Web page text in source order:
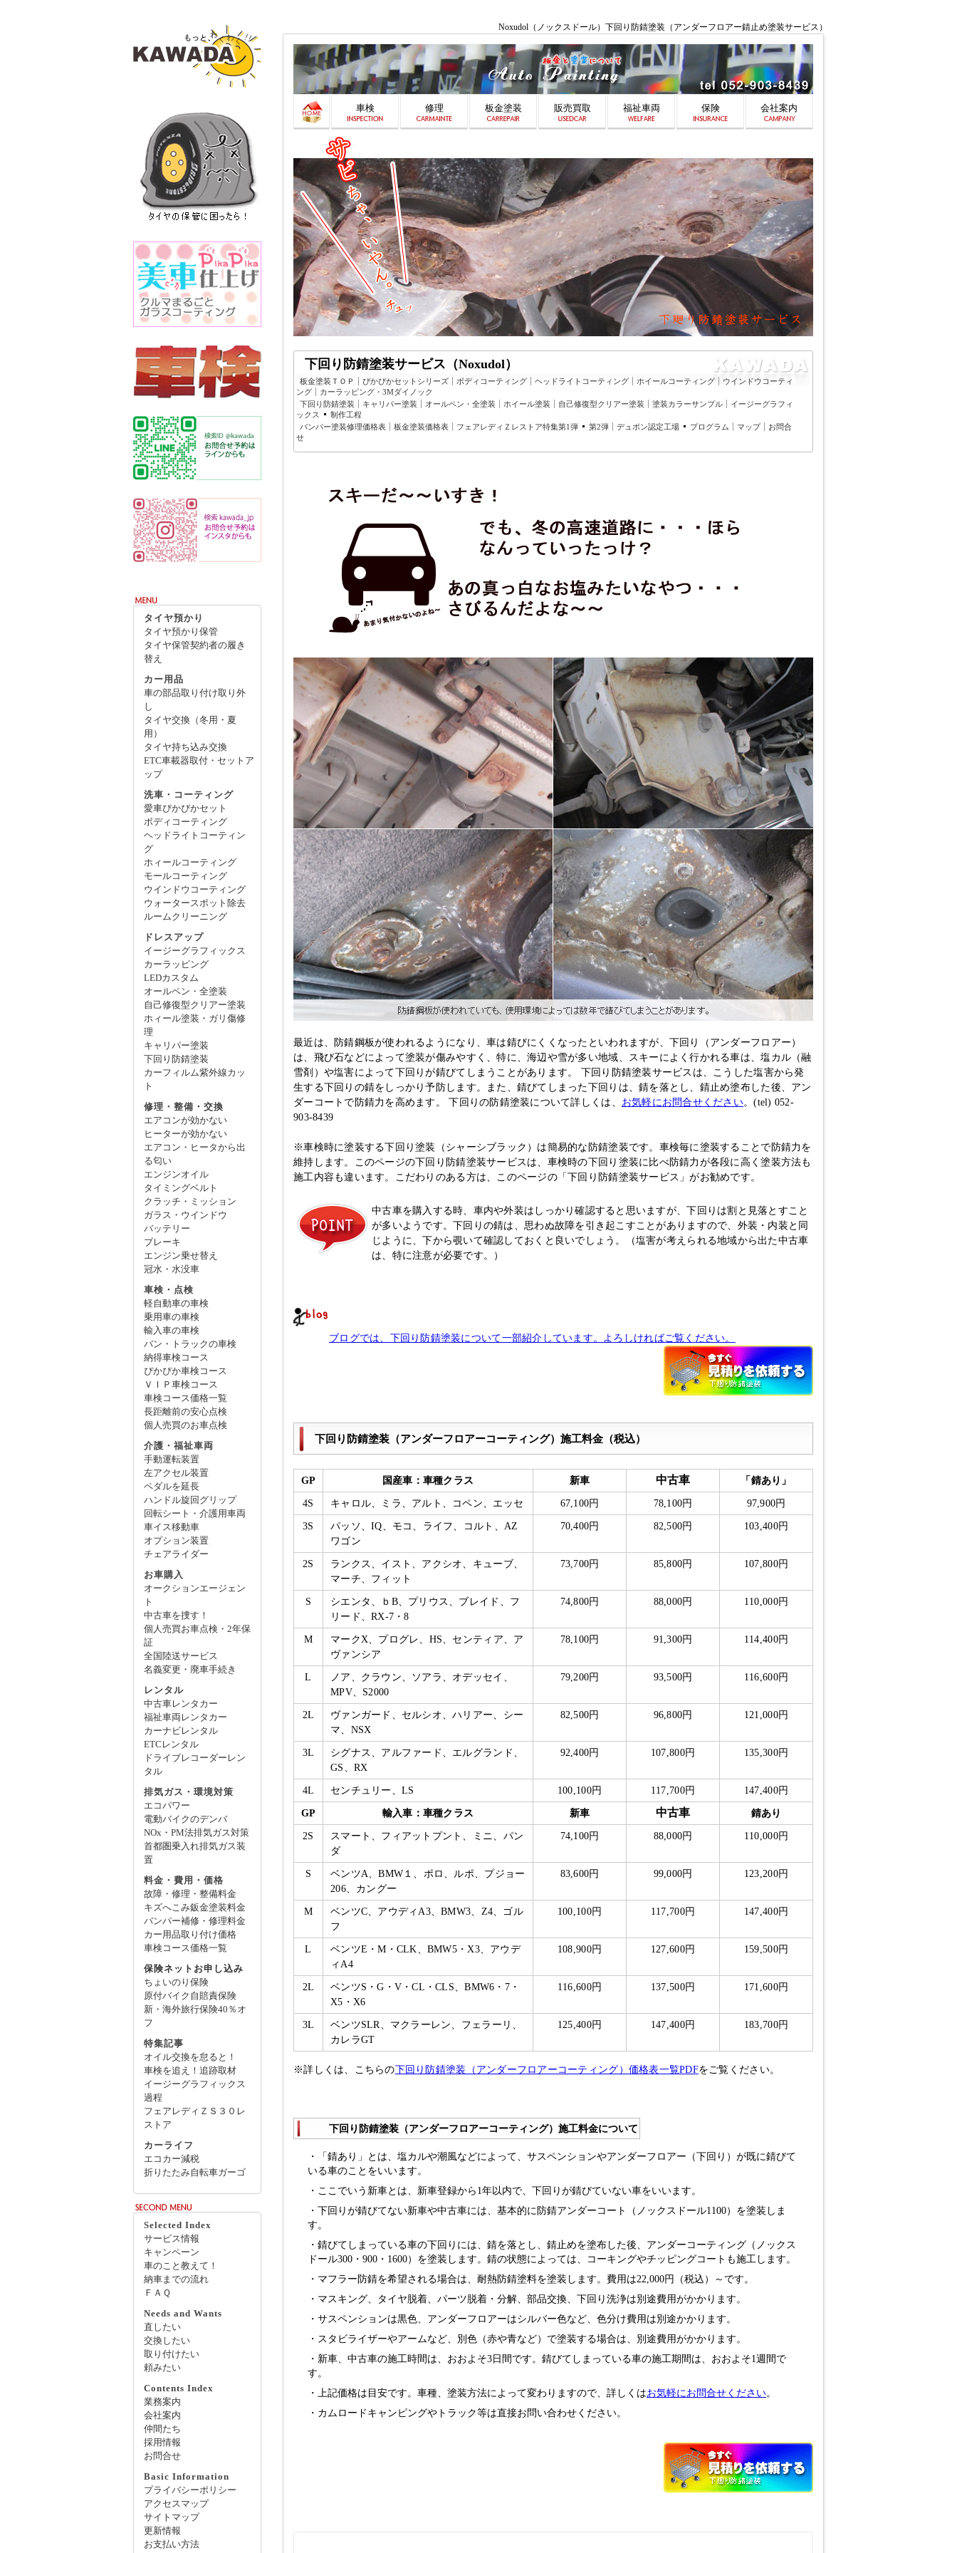
Noxudol（ノックスドール）下回り防錆塗装（アンダーフロアー錆止め塗装サービス）
車検 修理 板金塗装 販売買取 福祉車両 保険 会社案内
下回り防錆塗装サービス（Noxudol）
板金塗装ＴＯＰ ぴかぴかセットシリーズ ボディコーティング ヘッドライトコーティング ホイールコーティング
ウインドウコーティ
ング
カーラッピング・3Mダイノック
下回り防錆塗装
キャリパー塗装 オールペン・全塗装 ホイール塗装 自己修復型クリアー塗装 塗装カラーサンプル
イージーグラフィ
ックス
制作工程
バンパー塗装修理価格表
板金塗装価格表 フェアレディＺレストア特集第1弾 第2弾 デュポン認定工場 プログラム マップ
お問合
せ
最近は、防錆鋼板が使われるようになり、車は錆びにくくなったといわれますが、下回り（アンダーフロアー）
は、飛び石などによって塗装が傷みやすく、特に、海辺や雪が多い地域、スキーによく行かれる車は、塩カル（融
雪剤）や塩害によって下回りが錆びてしまうことがあります。 下回り防錆塗装サービスは、こうした塩害から発
生する下回りの錆をしっかり予防します。また、錆びてしまった下回りは、錆を落とし、錆止め塗布した後、アン
ダーコートで防錆力を高めます。 下回りの防錆塗装について詳しくは、 お気軽にお問合せください。(tel) 052-
903-8439
※車検時に塗装する下回り塗装（シャーシブラック）は簡易的な防錆塗装です。車検毎に塗装することで防錆力を
維持します。このページの下回り防錆塗装サービスは、車検時の下回り塗装に比べ防錆力が各段に高く塗装方法も
施工内容も違います。こだわりのある方は、このページの「下回り防錆塗装サービス」がお勧めです。
中古車を購入する時、車内や外装はしっかり確認すると思いますが、下回りは割と見落とすこと
が多いようです。下回りの錆は、思わぬ故障を引き起こすことがありますので、外装・内装と同
じように、下から覗いて確認しておくと良いでしょう。（塩害が考えられる地域から出た中古車
は、特に注意が必要です。）
ブログでは、下回り防錆塗装について一部紹介しています。よろしければご覧ください。
下回り防錆塗装（アンダーフロアーコーティング）施工料金（税込）
GP 国産車：車種クラス 新車 中古車
「錆あり」
4S
キャロル、ミラ、アルト、コペン、エッセ 67,100円 78,100円
97,900円
3S
パッソ、IQ、モコ、ライフ、コルト、AZ
ワゴン
70,400円 82,500円 103,400円
2S
ランクス、イスト、アクシオ、キューブ、
マーチ、フィット
73,700円 85,800円 107,800円
S
シエンタ、ｂB、プリウス、ブレイド、フ
リード、RX-7・8
74,800円 88,000円 110,000円
M
マークX、プログレ、HS、センティア、ア
ヴァンシア
78,100円 91,300円 114,400円
L
ノア、クラウン、ソアラ、オデッセイ、
MPV、S2000
79,200円 93,500円 116,600円
2L
ヴァンガード、セルシオ、ハリアー、シー
マ、NSX
82,500円 96,800円 121,000円
3L
シグナス、アルファード、エルグランド、
GS、RX
92,400円 107,800円 135,300円
4L センチュリー、LS 100,100円 117,700円
147,400円
GP
輸入車：車種クラス 新車 中古車
錆あり
2S
スマート、フィアットプント、ミニ、パン
ダ
74,100円 88,000円 110,000円
S
ベンツA、BMW１、ポロ、ルポ、プジョー
206、カングー
83,600円 99,000円 123,200円
M
ベンツC、アウディA3、BMW3、Z4、ゴル
フ
100,100円 117,700円 147,400円
L
ベンツE・M・CLK、BMW5・X3、アウデ
ィA4
108,900円 127,600円 159,500円
2L
ベンツS・G・V・CL・CLS、BMW6・7・
X5・X6
116,600円 137,500円 171,600円
3L
ベンツSLR、マクラーレン、フェラーリ、
カレラGT
125,400円 147,400円 183,700円
※詳しくは、こちらの下回り防錆塗装（アンダーフロアーコーティング）価格表一覧PDFをご覧ください。
下回り防錆塗装（アンダーフロアーコーティング）施工料金について
・「錆あり」とは、塩カルや潮風などによって、サスペンションやアンダーフロアー（下回り）が既に錆びて
いる車のことをいいます。
・ここでいう新車とは、新車登録から1年以内で、下回りが錆びていない車をいいます。
・下回りが錆びてない新車や中古車には、基本的に防錆アンダーコート（ノックスドール1100）を塗装しま
す。
・錆びてしまっている車の下回りには、錆を落とし、錆止めを塗布した後、アンダーコーティング（ノックス
ドール300・900・1600）を塗装します。錆の状態によっては、コーキングやチッピングコートも施工します。
・マフラー防錆を希望される場合は、耐熱防錆塗料を塗装します。費用は22,000円（税込）～です。
・マスキング、タイヤ脱着、パーツ脱着・分解、部品交換、下回り洗浄は別途費用がかかります。
・サスペンションは黒色、アンダーフロアーはシルバー色など、色分け費用は別途かかります。
・スタビライザーやアームなど、別色（赤や青など）で塗装する場合は、別途費用がかかります。
・新車、中古車の施工時間は、おおよそ3日間です。錆びてしまっている車の施工期間は、おおよそ1週間で
す。
・上記価格は目安です。車種、塗装方法によって変わりますので、詳しくはお気軽にお問合せください。
・カムロードキャンピングやトラック等は直接お問い合わせください。
タイヤ預かり
タイヤ預かり保管
タイヤ保管契約者の履き
替え
カー用品
車の部品取り付け取り外
し
タイヤ交換（冬用・夏
用）
タイヤ持ち込み交換
ETC車載器取付・セットア
ップ
洗車・コーティング
愛車ぴかぴかセット
ボディコーティング
ヘッドライトコーティン
グ
ホィールコーティング
モールコーティング
ウインドウコーティング
ウォータースポット除去
ルームクリーニング
ドレスアップ
イージーグラフィックス
カーラッピング
LEDカスタム
オールペン・全塗装
自己修復型クリアー塗装
ホィール塗装・ガリ傷修
理
キャリパー塗装
下回り防錆塗装
カーフィルム紫外線カッ
ト
修理・整備・交換
エアコンが効かない
ヒーターが効かない
エアコン・ヒータから出
る匂い
エンジンオイル
タイミングベルト
クラッチ・ミッション
ガラス・ウインドウ
バッテリー
ブレーキ
エンジン乗せ替え
冠水・水没車
車検・点検
軽自動車の車検
乗用車の車検
輸入車の車検
バン・トラックの車検
納得車検コース
ぴかぴか車検コース
ＶＩＰ車検コース
車検コース価格一覧
長距離前の安心点検
個人売買のお車点検
介護・福祉車両
手動運転装置
左アクセル装置
ペダルを延長
ハンドル旋回グリップ
回転シート・介護用車両
車イス移動車
オプション装置
チェアライダー
お車購入
オークションエージェン
ト
中古車を捜す！
個人売買お車点検・2年保
証
全国陸送サービス
名義変更・廃車手続き
レンタル
中古車レンタカー
福祉車両レンタカー
カーナビレンタル
ETCレンタル
ドライブレコーダーレン
タル
排気ガス・環境対策
エコパワー
電動バイクのデンバ
NOx・PM法排気ガス対策
首都圏乗入れ排気ガス装
置
料金・費用・価格
故障・修理・整備料金
キズへこみ鈑金塗装料金
バンパー補修・修理料金
カー用品取り付け価格
車検コース価格一覧
保険ネットお申し込み
ちょいのり保険
原付バイク自賠責保険
新・海外旅行保険40％オ
フ
特集記事
オイル交換を怠ると！
車検を追え！追跡取材
イージーグラフィックス
過程
フェアレディＺＳ３０レ
ストア
カーライフ
エコカー減税
折りたたみ自転車ガーゴ
Selected Index
サービス情報
キャンペーン
車のこと教えて！
納車までの流れ
ＦＡＱ
Needs and Wants
直したい
交換したい
取り付けたい
頼みたい
Contents Index
業務案内
会社案内
仲間たち
採用情報
お問合せ
Basic Information
プライバシーポリシー
アクセスマップ
サイトマップ
更新情報
お支払い方法